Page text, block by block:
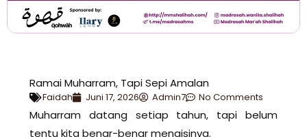
Ramai Muharram, Tapi Sepi Amalan
Faidah Juni 17, 2026 Admin7 No Comments
Muharram datang setiap tahun, tapi belum
tentu kita benar-benar mengisinya.